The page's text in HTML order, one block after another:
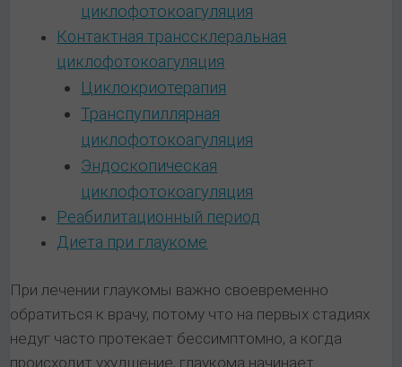
циклофотокоагуляция
Контактная транссклеральная
циклофотокоагуляция
Циклокриотерапия
Транспупиллярная
циклофотокоагуляция
Эндоскопическая
циклофотокоагуляция
Реабилитационный период
Диета при глаукоме
При лечении глаукомы важно своевременно
обратиться к врачу, потому что на первых стадиях
недуг часто протекает бессимптомно, а когда
происходит ухудшение, глаукома начинает